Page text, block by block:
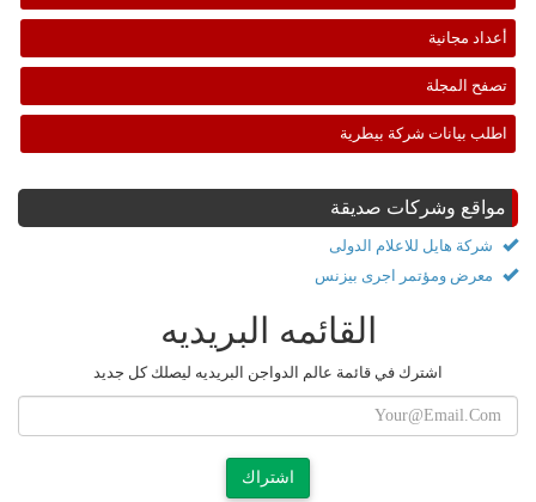
أعداد مجانية
تصفح المجلة
اطلب بيانات شركة بيطرية
مواقع وشركات صديقة
شركة هايل للاعلام الدولى
معرض ومؤتمر اجرى بيزنس
القائمه البريديه
اشترك في قائمة عالم الدواجن البريديه ليصلك كل جديد
اشتراك